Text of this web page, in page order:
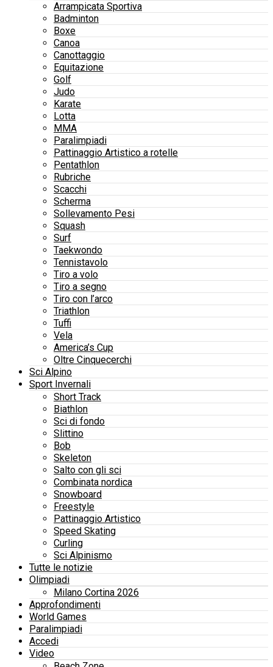
Arrampicata Sportiva
Badminton
Boxe
Canoa
Canottaggio
Equitazione
Golf
Judo
Karate
Lotta
MMA
Paralimpiadi
Pattinaggio Artistico a rotelle
Pentathlon
Rubriche
Scacchi
Scherma
Sollevamento Pesi
Squash
Surf
Taekwondo
Tennistavolo
Tiro a volo
Tiro a segno
Tiro con l’arco
Triathlon
Tuffi
Vela
America’s Cup
Oltre Cinquecerchi
Sci Alpino
Sport Invernali
Short Track
Biathlon
Sci di fondo
Slittino
Bob
Skeleton
Salto con gli sci
Combinata nordica
Snowboard
Freestyle
Pattinaggio Artistico
Speed Skating
Curling
Sci Alpinismo
Tutte le notizie
Olimpiadi
Milano Cortina 2026
Approfondimenti
World Games
Paralimpiadi
Accedi
Video